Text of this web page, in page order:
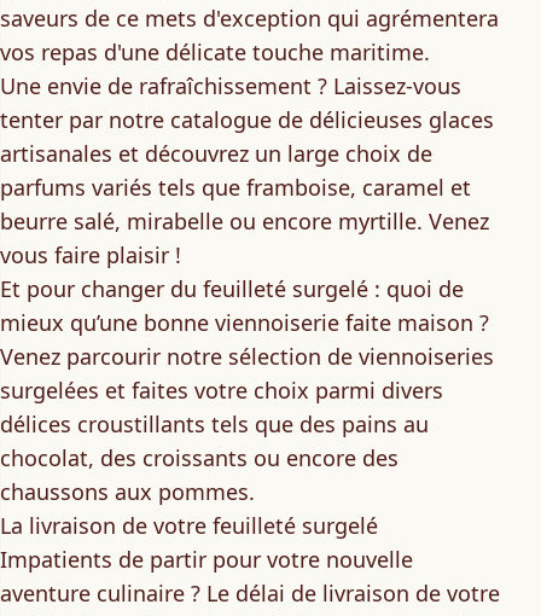
saveurs de ce mets d'exception qui agrémentera
vos repas d'une délicate touche maritime.
Une envie de rafraîchissement ? Laissez-vous
tenter par notre catalogue de délicieuses glaces
artisanales et découvrez un large choix de
parfums variés tels que framboise, caramel et
beurre salé, mirabelle ou encore myrtille. Venez
vous faire plaisir !
Et pour changer du feuilleté surgelé : quoi de
mieux qu’une bonne viennoiserie faite maison ?
Venez parcourir notre sélection de viennoiseries
surgelées et faites votre choix parmi divers
délices croustillants tels que des pains au
chocolat, des croissants ou encore des
chaussons aux pommes.
La livraison de votre feuilleté surgelé
Impatients de partir pour votre nouvelle
aventure culinaire ? Le délai de livraison de votre